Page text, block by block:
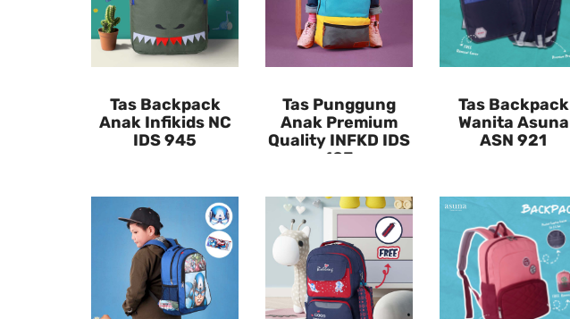
Tas Backpack
Anak Infikids NC
IDS 945
Tas Punggung
Anak Premium
Quality INFKD IDS
103
Tas Backpack
Wanita Asuna
ASN 921